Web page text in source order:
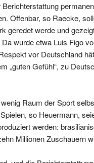
Offenbar, so Raecke,
geredet werde und
wurde etwa Luis Figo
vor Deutschland
„guten Gefühl“, zu
Raum der Sport
so Heuermann,
werden:
Millionen Zuschauern